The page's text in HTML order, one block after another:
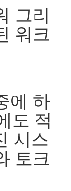
그리
워크
에 하
도 적
시스
토크